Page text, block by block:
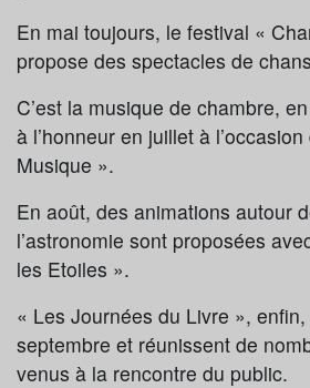
En mai toujours, le festival «
propose des spectacles de
C’est la musique de chambre,
à l’honneur en juillet à
Musique ».
En août, des animations autour
l’astronomie sont proposées
les Etoiles ».
« Les Journées du Livre »,
septembre et réunissent de
venus à la rencontre du public.